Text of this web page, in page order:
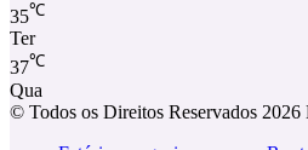
35℃
Ter
37℃
Qua
© Todos os Direitos Reservados 2026